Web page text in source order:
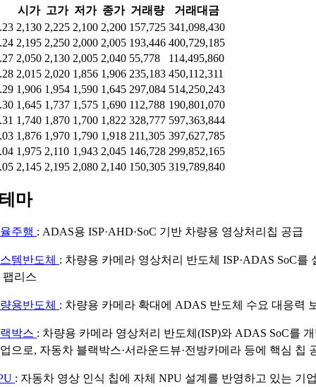
시가 고가 저가 종가 거래량
거래대금
2,130 2,225 2,100 2,200 157,725 341,098,430
2,195 2,250 2,000 2,005 193,446 400,729,185
2,050 2,130 2,005 2,040 55,778
114,495,860
2,015 2,020 1,856 1,906 235,183 450,112,311
1,906 1,954 1,590 1,645 297,084 514,250,243
1,645 1,737 1,575 1,690 112,788 190,801,070
1,740 1,870 1,700 1,822 328,777 597,363,844
1,876 1,970 1,790 1,918 211,305 397,627,785
1,975 2,110 1,943 2,045 146,728 299,852,165
2,145 2,195 2,080 2,140 150,305 319,789,840
마
주행 : ADAS용 ISP·AHD·SoC 기반 차량용 영상처리칩 공급
템반도체 : 차량용 카메라 영상처리 반도체 ISP·ADAS SoC를
팹리스
용반도체 : 차량용 카메라 확대에 ADAS 반도체 수요 대응력
박스 : 차량용 카메라 영상처리 반도체(ISP)와 ADAS SoC를
으로, 자동차 블랙박스·서라운드뷰·전방카메라 등에 핵심 칩
: 자동차 영상 인식 칩에 자체 NPU 설계를 반영하고 있는 기